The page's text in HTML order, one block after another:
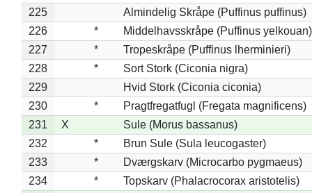
225
Almindelig Skråpe (Puffinus puffinus)
226
*
Middelhavsskråpe (Puffinus yelkouan)
227
*
Tropeskråpe (Puffinus lherminieri)
228
*
Sort Stork (Ciconia nigra)
229
Hvid Stork (Ciconia ciconia)
230
*
Pragtfregatfugl (Fregata magnificens)
231
X
Sule (Morus bassanus)
232
*
Brun Sule (Sula leucogaster)
233
*
Dværgskarv (Microcarbo pygmaeus)
234
* Topskarv (Phalacrocorax aristotelis)